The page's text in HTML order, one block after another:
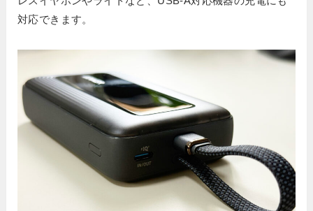
対応できます。